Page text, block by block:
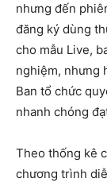
nhưng đến
đăng ký dùng
cho mẫu Live,
nghiệm, nhưng
Ban tổ chức
nhanh chóng
Theo thống kê
chương trình